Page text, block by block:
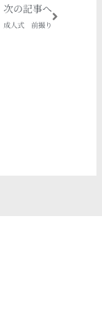
次の記事へ
成人式 前撮り
Next